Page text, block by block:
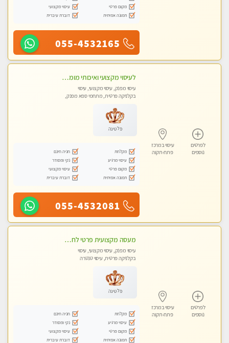
מקום פרטי
עיסוי מקצועי
תמונה אמיתית
דוברת עיברית
055-4532165
לפרטים
נוספים
עיסוי במרכז
פתח-תקוה
לעיסוי מקצועי ואיכותי מומלץ מאוד!! ממתינה לך שתגיע , מעסה פרטית … ❤️
עיסוי מפנק, עיסוי מקצועי, עיסוי
בקלניקה פרטית, מתחמי ספא מפנק,
פלטינה
מקלחת
חניה חינם
עיסוי מרגיע
נקי ומסודר
מקום פרטי
עיסוי מקצועי
תמונה אמיתית
דוברת עיברית
055-4532081
לפרטים
נוספים
עיסוי במרכז
פתח-תקוה
מעסה מקצועית פרטי לחלוטין .ללא מין !!!
עיסוי מפנק, עיסוי מקצועי, עיסוי
בקלניקה פרטית, עיסוי טנטרה
פלטינה
מקלחת
חניה חינם
עיסוי מרגיע
נקי ומסודר
מקום פרטי
עיסוי מקצועי
תמונה אמיתית
דוברת עיברית